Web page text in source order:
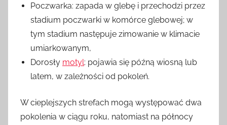
Poczwarka: zapada w glebę i przechodzi przez
stadium poczwarki w komórce glebowej; w
tym stadium następuje zimowanie w klimacie
umiarkowanym,
Dorosły motyl: pojawia się późną wiosną lub
latem, w zależności od pokoleń.
W cieplejszych strefach mogą występować dwa
pokolenia w ciągu roku, natomiast na północy